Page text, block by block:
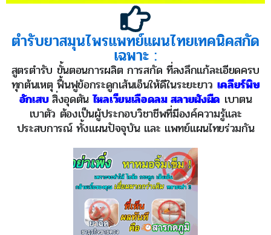
ตำรับยาสมุนไพรแพทย์แผนไทยเทคนิคสกัด
เฉพาะ :
สูตรตำรับ ขั้นตอนการผลิต การสกัด ที่ลงลึกแก้ละเอียดครบ
ทุกต้นเหตุ ฟื้นฟูข้อกระดูกเส้นเอ็นให้ดีในระยะยาว เคลียร์พิษ
อักเสบสิ่งอุดตันไหลเวียนเลือดลม สลายผังผืด เบาตน
เบาตัว ต้องเป็นผู้ประกอบวิชาชีพที่มีองค์ความรู้และ
ประสบการณ์ ทั้งแผนปัจจุบัน และ แพทย์แผนไทยร่วมกัน